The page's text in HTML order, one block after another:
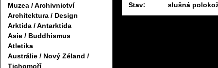
Muzea / Archivnictví
Architektura / Design
Arktida / Antarktida
Asie / Buddhismus
Atletika
Austrálie / Nový Zéland /
Tichomoří
Stav:
slušná